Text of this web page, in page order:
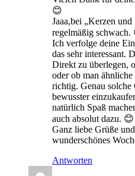
😊
Jaaa,bei „Kerzen
regelmäßig schwach.
Ich verfolge deine
das sehr interessant.
Direkt zu überlegen,
oder ob man
richtig. Genau solche
bewusster
natürlich Spaß
auch absolut dazu. 😊
Ganz liebe Grüße
wunderschönes
Antworten